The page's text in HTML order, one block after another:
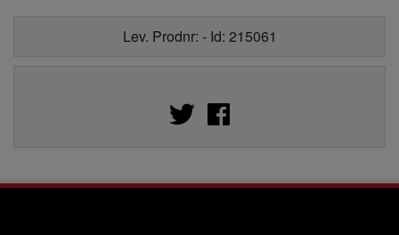
Lev. Prodnr: - Id: 215061